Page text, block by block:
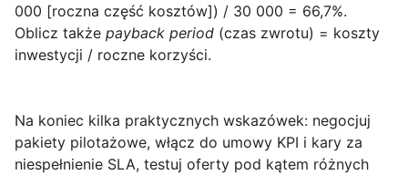
000 [roczna część kosztów]) / 30 000 = 66,7%.
Oblicz także payback period (czas zwrotu) = koszty
inwestycji / roczne korzyści.
Na koniec kilka praktycznych wskazówek: negocjuj
pakiety pilotażowe, włącz do umowy KPI i kary za
niespełnienie SLA, testuj oferty pod kątem różnych